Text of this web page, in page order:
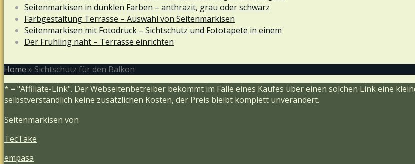
Seitenmarkisen in dunklen Farben – anthrazit, grau oder schwarz
Farbgestaltung Terrasse – Auswahl von Seitenmarkisen
Seitenmarkisen mit Fotodruck – Sichtschutz und Fototapete in einem
Der Frühling naht – Terrasse einrichten
Home » Sichtschutz für den Balkon
* = "Affiliate-Link". Der Webseitenbetreiber bekommt im Falle eines Kaufes über einen solchen Link eine
selbstverständlich keine zusätzlichen Kosten, der Preis bleibt komplett unverändert.
Seitenmarkisen von
TecTake
empasa